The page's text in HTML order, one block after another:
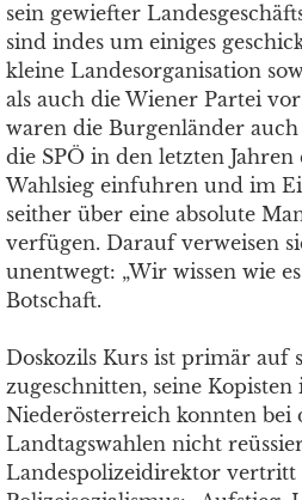
sein gewiefter
sind indes um einiges
kleine Landesorganisation
als auch die Wiener Partei
waren die Burgenländer
die SPÖ in den letzten
Wahlsieg einfuhren und im
seither über eine absolute
verfügen. Darauf verweisen
unentwegt: „Wir wissen wie
Botschaft.
Doskozils Kurs ist primär auf
zugeschnitten, seine
Niederösterreich konnten bei
Landtagswahlen nicht
Landespolizeidirektor vertritt